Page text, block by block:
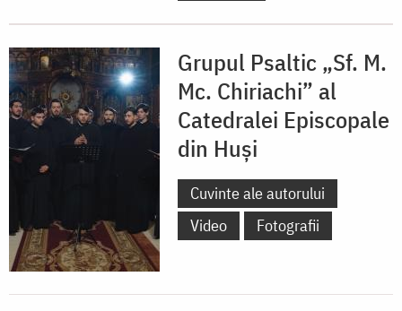
Grupul Psaltic „Sf. M.
Mc. Chiriachi” al
Catedralei Episcopale
din Huși
Cuvinte ale autorului
Video
Fotografii